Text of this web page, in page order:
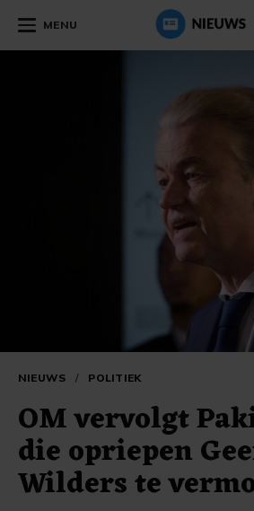
MENU
NIEUWS / POLITIEK
OM vervolgt
die opriepen
Wilders te